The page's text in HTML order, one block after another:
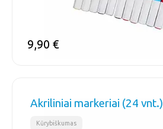
9,90 €
Akriliniai markeriai (24 vnt.)
Kūrybiškumas